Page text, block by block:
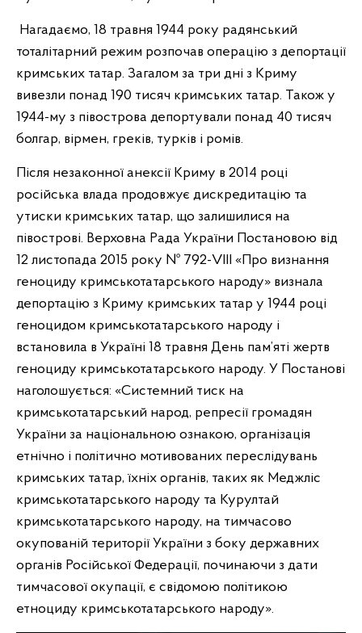
Нагадаємо, 18 травня 1944 року радянський
тоталітарний режим розпочав операцію з депортації
кримських татар. Загалом за три дні з Криму
вивезли понад 190 тисяч кримських татар. Також у
1944-му з півострова депортували понад 40 тисяч
болгар, вірмен, греків, турків і ромів.
Після незаконної анексії Криму в 2014 році
російська влада продовжує дискредитацію та
утиски кримських татар, що залишилися на
півострові. Верховна Рада України Постановою від
12 листопада 2015 року № 792-VIII «Про визнання
геноциду кримськотатарського народу» визнала
депортацію з Криму кримських татар у 1944 році
геноцидом кримськотатарського народу і
встановила в Україні 18 травня День пам’яті жертв
геноциду кримськотатарського народу. У Постанові
наголошується: «Системний тиск на
кримськотатарський народ, репресії громадян
України за національною ознакою, організація
етнічно і політично мотивованих переслідувань
кримських татар, їхніх органів, таких як Меджліс
кримськотатарського народу та Курултай
кримськотатарського народу, на тимчасово
окупованій території України з боку державних
органів Російської Федерації, починаючи з дати
тимчасової окупації, є свідомою політикою
етноциду кримськотатарського народу».